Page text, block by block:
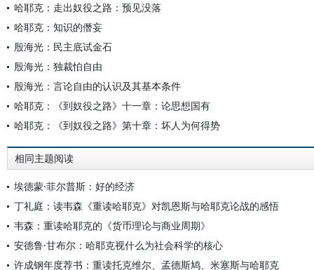
哈耶克：走出奴役之路：预见没落
哈耶克：知识的僭妄
殷海光：民主底试金石
殷海光：独裁怕自由
殷海光：言论自由的认识及其基本条件
哈耶克：《到奴役之路》十一章：论思想国有
哈耶克：《到奴役之路》第十章：坏人为何得势
相同主题阅读
埃德蒙·菲尔普斯：好的经济
丁礼庭：读韦森《重读哈耶克》对凯恩斯与哈耶克论战的感悟
韦森：重读哈耶克的《货币理论与商业周期》
安德鲁·甘布尔：哈耶克视什么为社会科学的核心
许成钢年度荐书：重读托克维尔、孟德斯鸠、米塞斯与哈耶克